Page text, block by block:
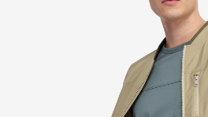
AIGLE CLUB ポイントサービス